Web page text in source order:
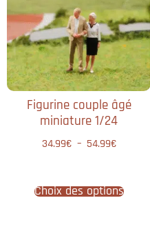
Figurine couple âgé
miniature 1/24
34.99€ – 54.99€
Choix des options